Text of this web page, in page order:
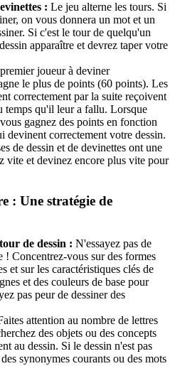
: Le jeu alterne les tours. Si
on vous donnera un mot et un
Si c'est le tour de quelqu'un
apparaître et devrez taper votre
joueur à deviner
le plus de points (60 points). Les
correctement par la suite reçoivent
temps qu'il leur a fallu. Lorsque
gagnez des points en fonction
devinent correctement votre dessin.
de dessin et de devinettes ont une
vite et devinez encore plus vite pour
: Une stratégie de
de dessin : N'essayez pas de
Concentrez-vous sur des formes
et sur les caractéristiques clés de
et des couleurs de base pour
pas peur de dessiner des
attention au nombre de lettres
des objets ou des concepts
au dessin. Si le dessin n'est pas
synonymes courants ou des mots